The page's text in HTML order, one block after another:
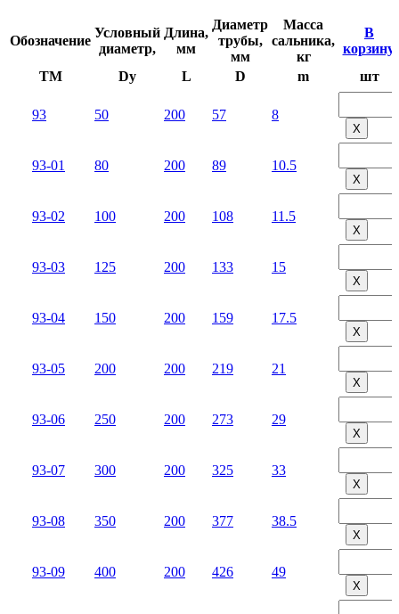
Обозначение
Условный
диаметр,
Длина,
мм
Диаметр
трубы,
мм
Масса
сальника,
кг
В
корзину,
TM
Dy L D m шт
93 50 200 57 8
Х
93-01 80 200 89 10.5
Х
93-02 100 200 108 11.5
Х
93-03 125 200 133 15
Х
93-04 150 200 159 17.5
Х
93-05 200 200 219 21
Х
93-06 250 200 273 29
Х
93-07 300 200 325 33
Х
93-08 350 200 377 38.5
Х
93-09 400 200 426 49
Х